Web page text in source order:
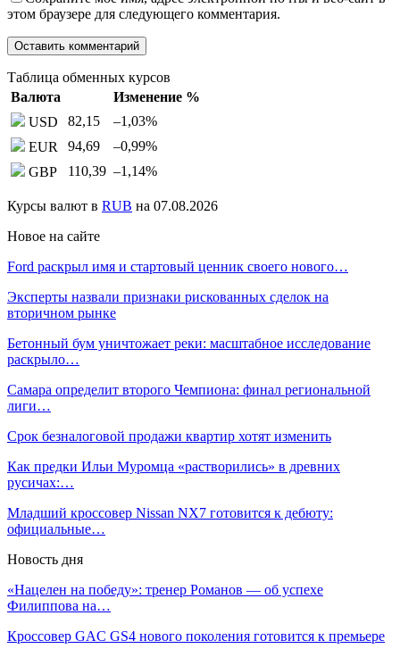
этом браузере для следующего комментария.
Таблица обменных курсов
Валюта
Изменение %
USD
82,15 –1,03%
EUR
94,69 –0,99%
GBP
110,39 –1,14%
Курсы валют в RUB на 07.08.2026
Новое на сайте
Ford раскрыл имя и стартовый ценник своего нового…
Эксперты назвали признаки рискованных сделок на
вторичном рынке
Бетонный бум уничтожает реки: масштабное исследование
раскрыло…
Самара определит второго Чемпиона: финал региональной
лиги…
Срок безналоговой продажи квартир хотят изменить
Как предки Ильи Муромца «растворились» в древних
русичах:…
Младший кроссовер Nissan NX7 готовится к дебюту:
официальные…
Новость дня
«Нацелен на победу»: тренер Романов — об успехе
Филиппова на…
Кроссовер GAC GS4 нового поколения готовится к премьере